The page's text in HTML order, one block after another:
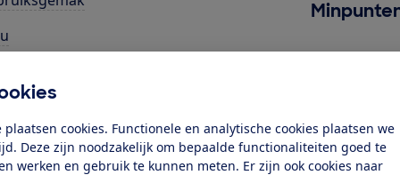
plaatsen cookies. Functionele en analytische cookies plaatsen we
Deze zijn noodzakelijk om bepaalde functionaliteiten goed te
werken en gebruik te kunnen meten. Er zijn ook cookies naar